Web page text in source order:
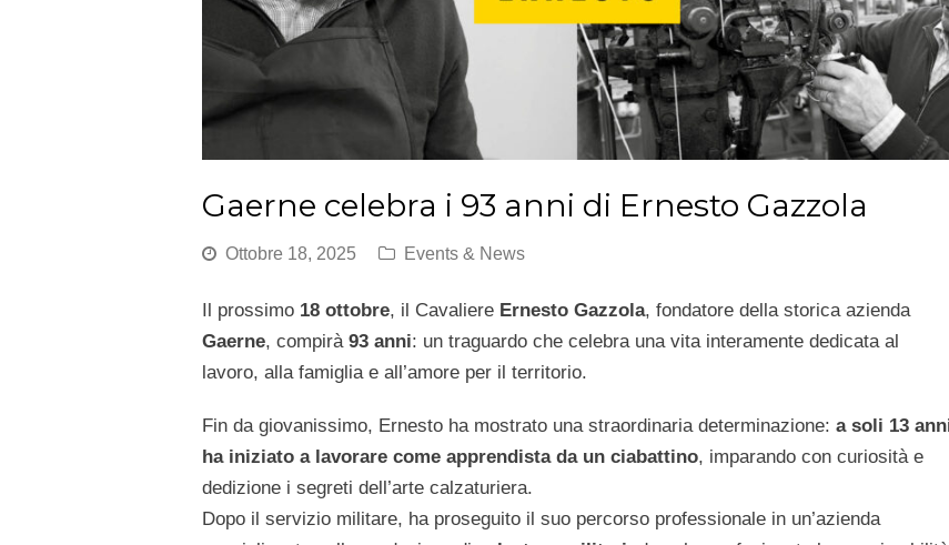
Gaerne celebra i 93 anni di Ernesto Gazzola
Ottobre 18, 2025 Events & News
Il prossimo 18 ottobre, il Cavaliere Ernesto Gazzola, fondatore della storica azienda
Gaerne, compirà 93 anni: un traguardo che celebra una vita interamente dedicata al
lavoro, alla famiglia e all’amore per il territorio.
Fin da giovanissimo, Ernesto ha mostrato una straordinaria determinazione: a soli 13
ha iniziato a lavorare come apprendista da un ciabattino, imparando con curiosità e
dedizione i segreti dell’arte calzaturiera.
Dopo il servizio militare, ha proseguito il suo percorso professionale in un’azienda